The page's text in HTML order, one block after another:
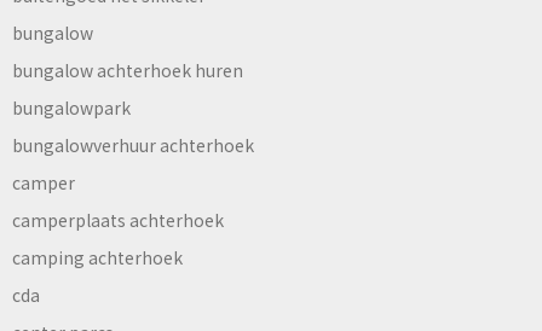
bungalow
bungalow achterhoek huren
bungalowpark
bungalowverhuur achterhoek
camper
camperplaats achterhoek
camping achterhoek
cda